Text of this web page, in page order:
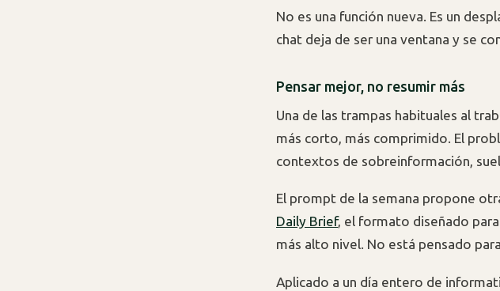
No es una función nueva. Es un
chat deja de ser una ventana y se
Pensar mejor, no resumir más
Una de las trampas habituales al
más corto, más comprimido. El
contextos de sobreinformación,
El prompt de la semana propone
Daily Brief, el formato diseñado
más alto nivel. No está pensado
Aplicado a un día entero de